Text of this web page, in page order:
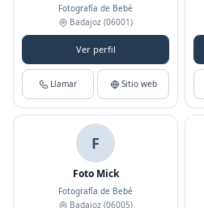
Fotografía de Bebé
Badajoz (06001)
Ver perfil
Llamar Sitio web
F
Foto Mick
Fotografía de Bebé
Badajoz (06005)